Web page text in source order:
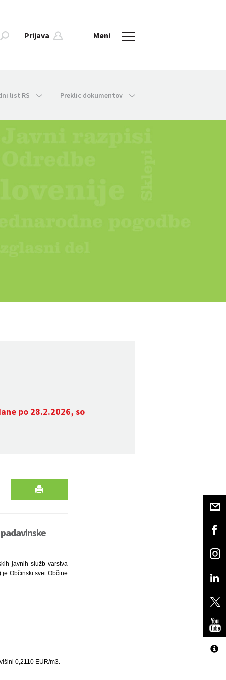
Prijava Meni
list RS Preklic dokumentov
po 28.2.2026, so
javnih služb varstva
je Občinski svet Občine
0,2110 EUR/m3.